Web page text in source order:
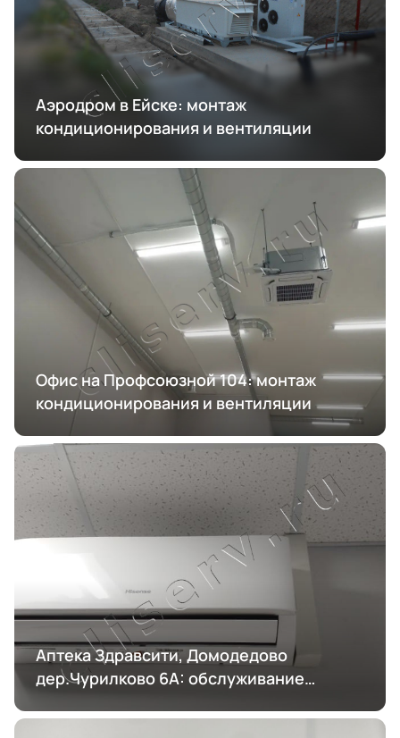
Аэродром в Ейске: монтаж
кондиционирования и вентиляции
Офис на Профсоюзной 104: монтаж
кондиционирования и вентиляции
Аптека Здравсити, Домодедово
дер.Чурилково 6А: обслуживание